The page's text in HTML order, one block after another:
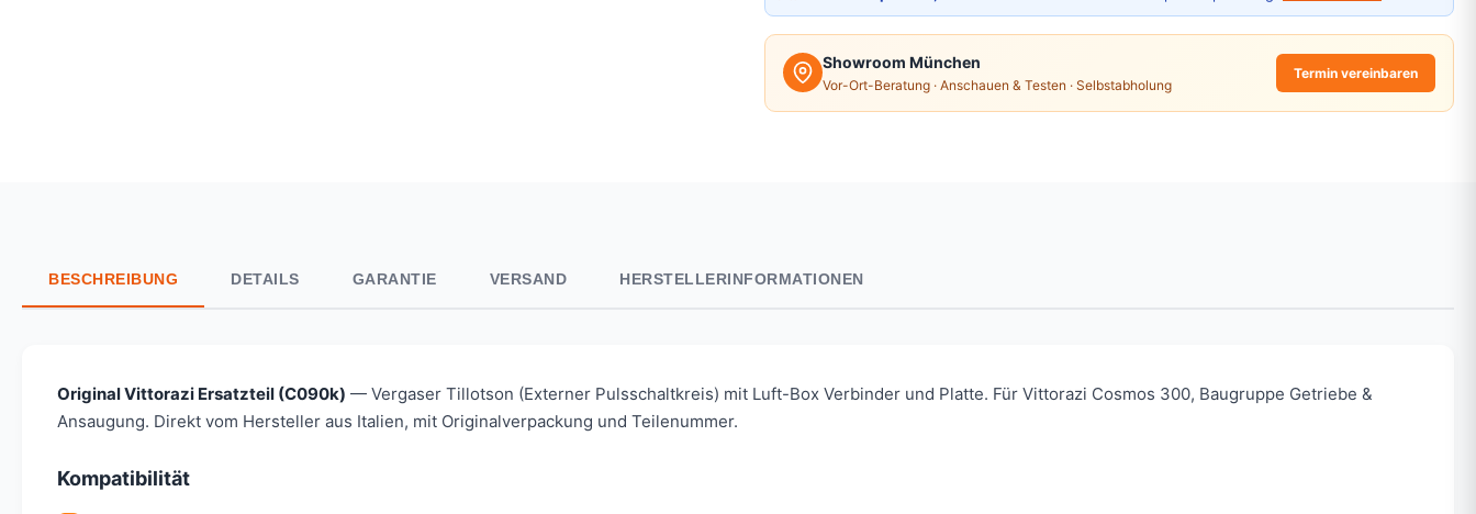
Showroom München
Vor-Ort-Beratung · Anschauen & Testen · Selbstabholung
Termin vereinbaren
BESCHREIBUNG DETAILS GARANTIE VERSAND HERSTELLERINFORMATIONEN
Original Vittorazi Ersatzteil (C090k) — Vergaser Tillotson (Externer Pulsschaltkreis) mit Luft-Box Verbinder und Platte. Für Vittorazi Cosmos 300, Baugruppe Getriebe &
Ansaugung. Direkt vom Hersteller aus Italien, mit Originalverpackung und Teilenummer.
Kompatibilität